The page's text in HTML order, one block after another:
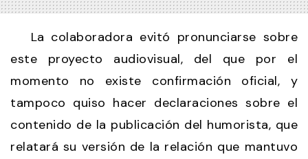
La colaboradora evitó pronunciarse sobre
este proyecto audiovisual, del que por el
momento no existe confirmación oficial, y
tampoco quiso hacer declaraciones sobre el
contenido de la publicación del humorista, que
relatará su versión de la relación que mantuvo